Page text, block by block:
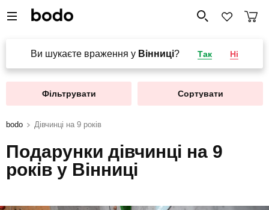
Ви шукаєте враження у Вінниці? Так Ні
Фільтрувати Сортувати
bodo Дівчинці на 9 років
Подарунки дівчинці на 9
років у Вінниці